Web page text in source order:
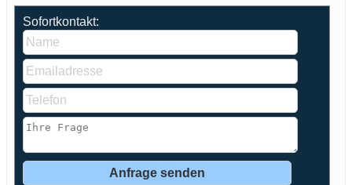
Sofortkontakt: